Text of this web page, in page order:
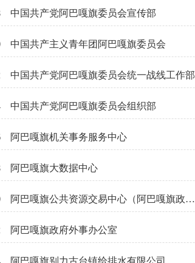
中国共产党阿巴嘎旗委员会宣传部
中国共产主义青年团阿巴嘎旗委员会
中国共产党阿巴嘎旗委员会统一战线工作部
中国共产党阿巴嘎旗委员会组织部
阿巴嘎旗机关事务服务中心
阿巴嘎旗大数据中心
阿巴嘎旗公共资源交易中心（阿巴嘎旗政府...
阿巴嘎旗政府外事办公室
阿巴嘎旗别力古台镇给排水有限公司